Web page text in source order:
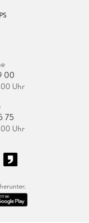
00
Uhr
75
Uhr